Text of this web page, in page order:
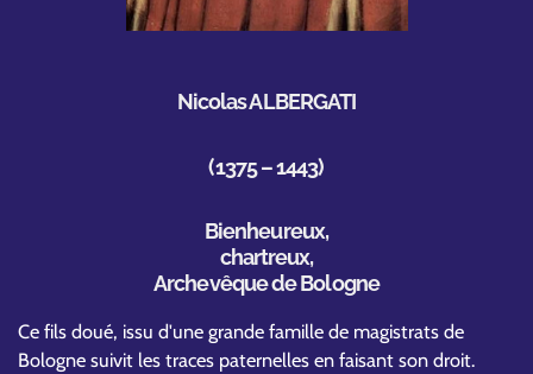
Nicolas ALBERGATI
(1375 – 1443)
Bienheureux,
chartreux,
Archevêque de Bologne
Ce fils doué, issu d'une grande famille de magistrats de
Bologne suivit les traces paternelles en faisant son droit.